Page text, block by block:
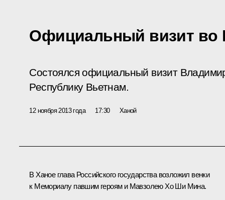
Официальный визит во
Состоялся официальный визит
Республику Вьетнам.
12 ноября 2013 года 17:30 Ханой
В Ханое глава Российского государства возложил венки
к Мемориалу павшим героям и Мавзолею Хо Ши Мина.